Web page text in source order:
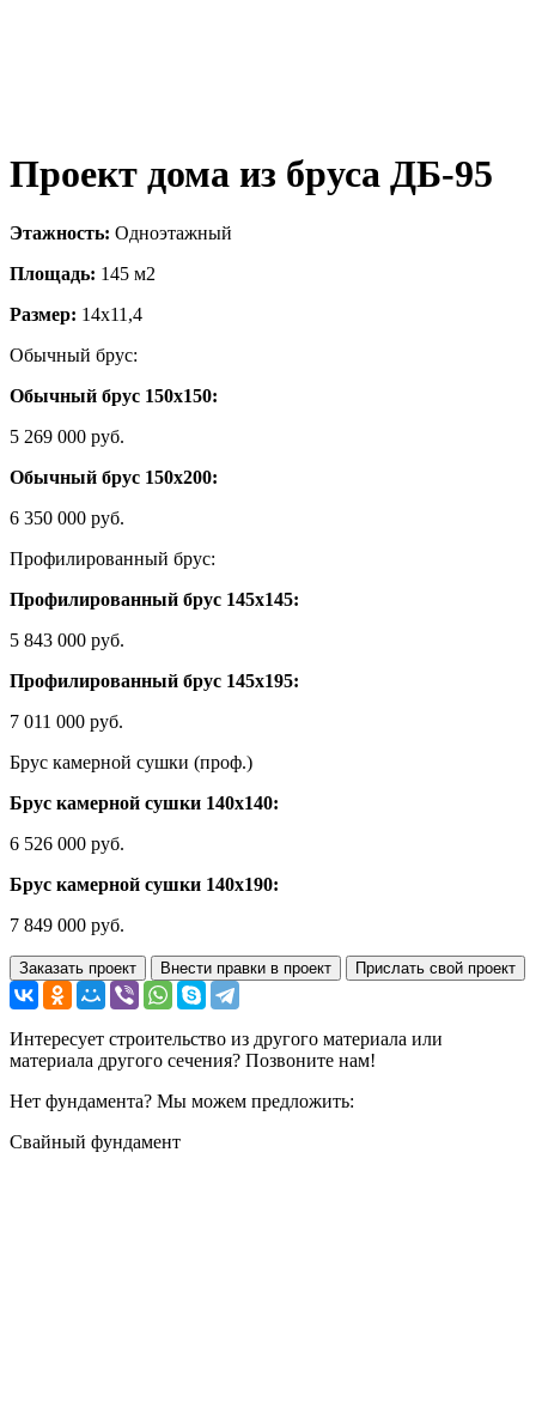
Проект дома из бруса ДБ-95
Этажность: Одноэтажный
Площадь: 145 м2
Размер: 14х11,4
Обычный брус:
Обычный брус 150х150:
5 269 000 руб.
Обычный брус 150х200:
6 350 000 руб.
Профилированный брус:
Профилированный брус 145х145:
5 843 000 руб.
Профилированный брус 145х195:
7 011 000 руб.
Брус камерной сушки (проф.)
Брус камерной сушки 140х140:
6 526 000 руб.
Брус камерной сушки 140х190:
7 849 000 руб.
Заказать проект Внести правки в проект Прислать свой проект
Интересует строительство из другого материала или
материала другого сечения? Позвоните нам!
Нет фундамента? Мы можем предложить:
Свайный фундамент